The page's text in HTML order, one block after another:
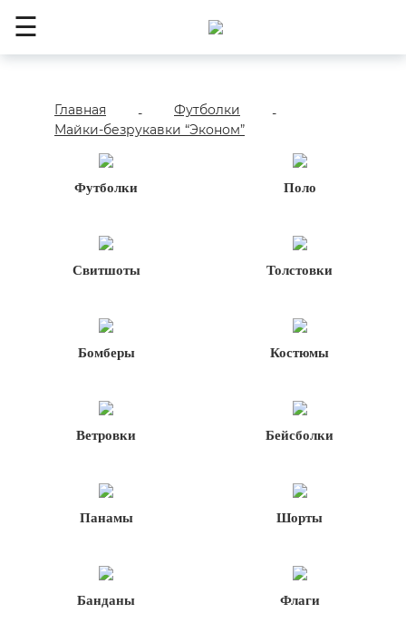
☰
Главная - Футболки
-
Майки-безрукавки “Эконом”
Футболки Поло
Свитшоты Толстовки
Бомберы Костюмы
Ветровки Бейсболки
Панамы Шорты
Банданы Флаги